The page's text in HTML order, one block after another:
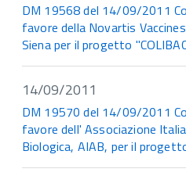
DM 19568 del 14/09/2011
favore della Novartis
Siena per il progetto
14/09/2011
DM 19570 del 14/09/2011
favore dell' Associazione
Biologica, AIAB, per il